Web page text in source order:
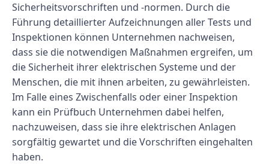
Sicherheitsvorschriften und -normen. Durch die
Führung detaillierter Aufzeichnungen aller Tests und
Inspektionen können Unternehmen nachweisen,
dass sie die notwendigen Maßnahmen ergreifen, um
die Sicherheit ihrer elektrischen Systeme und der
Menschen, die mit ihnen arbeiten, zu gewährleisten.
Im Falle eines Zwischenfalls oder einer Inspektion
kann ein Prüfbuch Unternehmen dabei helfen,
nachzuweisen, dass sie ihre elektrischen Anlagen
sorgfältig gewartet und die Vorschriften eingehalten
haben.